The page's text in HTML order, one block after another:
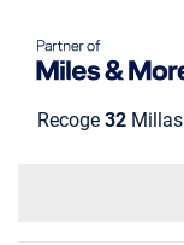
Recoge 32